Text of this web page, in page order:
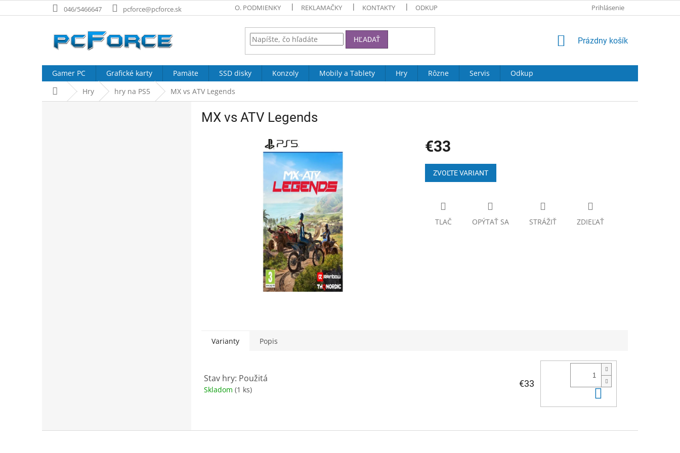
na
046/5466647 pcforce@pcforce.sk O. PODMIENKY REKLAMAČKY KONTAKTY ODKUP Prihlásenie
HĽADAŤ
NÁKUPNÝ
Prázdny košík
Gamer PC Grafické karty Pamäte SSD disky Konzoly Mobily a Tablety Hry Rôzne Servis
Odkup
DomovHry hry na PS5 MX vs ATV Legends
MX vs ATV Legends
€33
Jednotková
cena:
ZVOĽTE VARIANT
TLAČ OPÝTAŤ SA STRÁŽIŤ ZDIEĽAŤ
Varianty Popis
Stav hry: Použitá
Skladom (1 ks)
€33